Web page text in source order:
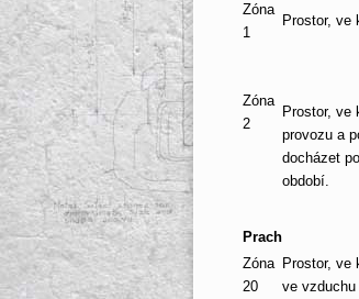
Zóna
1
Prostor, ve
Zóna
2
Prostor, ve
provozu a
docházet
období.
Prach
Zóna
20
Prostor, ve
ve